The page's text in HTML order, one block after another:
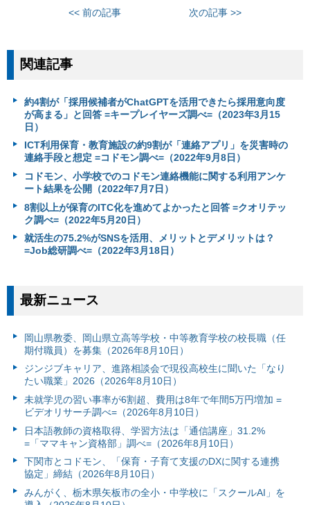
<< 前の記事 次の記事 >>
関連記事
約4割が「採用候補者がChatGPTを活用できたら採用意向度
が高まる」と回答 =キープレイヤーズ調べ=（2023年3月15
日）
ICT利用保育・教育施設の約9割が「連絡アプリ」を災害時の
連絡手段と想定 =コドモン調べ=（2022年9月8日）
コドモン、小学校でのコドモン連絡機能に関する利用アンケ
ート結果を公開（2022年7月7日）
8割以上が保育のITC化を進めてよかったと回答 =クオリテッ
ク調べ=（2022年5月20日）
就活生の75.2%がSNSを活用、メリットとデメリットは？
=Job総研調べ=（2022年3月18日）
最新ニュース
岡山県教委、岡山県立高等学校・中等教育学校の校長職（任
期付職員）を募集（2026年8月10日）
ジンジブキャリア、進路相談会で現役高校生に聞いた「なり
たい職業」2026（2026年8月10日）
未就学児の習い事率が6割超、費用は8年で年間5万円増加 =
ビデオリサーチ調べ=（2026年8月10日）
日本語教師の資格取得、学習方法は「通信講座」31.2%
=「ママキャン資格部」調べ=（2026年8月10日）
下関市とコドモン、「保育・子育て支援のDXに関する連携
協定」締結（2026年8月10日）
みんがく、栃木県矢板市の全小・中学校に「スクールAI」を